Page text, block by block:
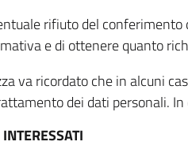
rifiuto del
e di ottenere quanto
va ricordato che in alcuni
dei dati personali.